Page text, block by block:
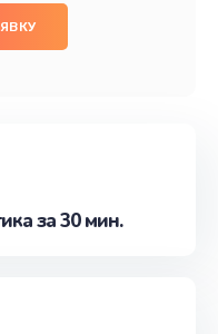
за 30 мин.